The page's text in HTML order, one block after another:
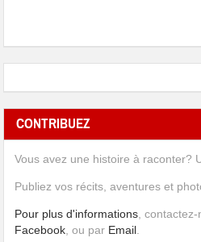
CONTRIBUEZ
Vous avez une histoire à raconter?
Publiez vos récits, aventures et
Pour plus d'informations ,
Facebook , ou par Email